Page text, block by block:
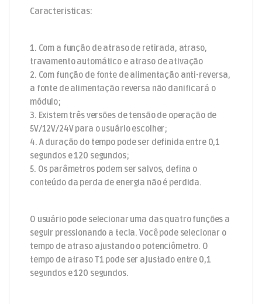
Caracteristicas:
1. Com a função de atraso de retirada, atraso,
travamento automático e atraso de ativação
2. Com função de fonte de alimentação anti-reversa,
a fonte de alimentação reversa não danificará o
módulo;
3. Existem três versões de tensão de operação de
5V/12V/24V para o usuário escolher;
4. A duração do tempo pode ser definida entre 0,1
segundos e 120 segundos;
5. Os parâmetros podem ser salvos, defina o
conteúdo da perda de energia não é perdida.
O usuário pode selecionar uma das quatro funções a
seguir pressionando a tecla. Você pode selecionar o
tempo de atraso ajustando o potenciômetro. O
tempo de atraso T1 pode ser ajustado entre 0,1
segundos e 120 segundos.